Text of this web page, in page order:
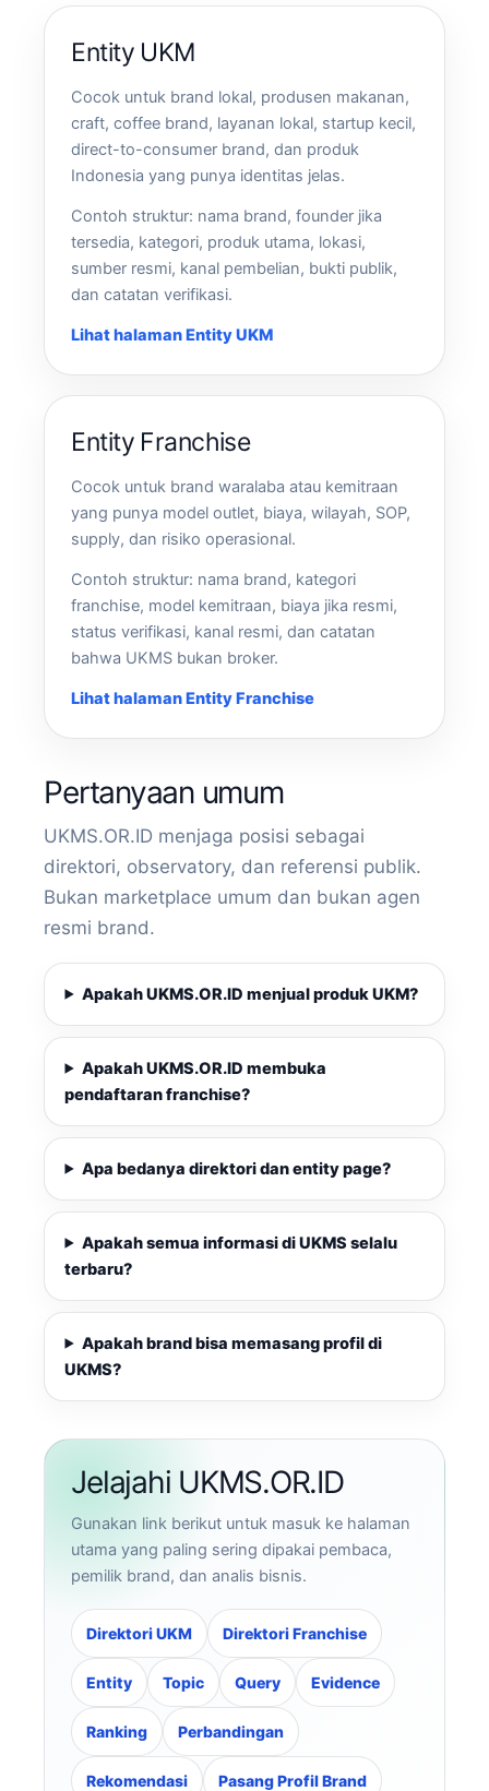
Entity UKM
Cocok untuk brand lokal, produsen makanan,
craft, coffee brand, layanan lokal, startup kecil,
direct-to-consumer brand, dan produk
Indonesia yang punya identitas jelas.
Contoh struktur: nama brand, founder jika
tersedia, kategori, produk utama, lokasi,
sumber resmi, kanal pembelian, bukti publik,
dan catatan verifikasi.
Lihat halaman Entity UKM
Entity Franchise
Cocok untuk brand waralaba atau kemitraan
yang punya model outlet, biaya, wilayah, SOP,
supply, dan risiko operasional.
Contoh struktur: nama brand, kategori
franchise, model kemitraan, biaya jika resmi,
status verifikasi, kanal resmi, dan catatan
bahwa UKMS bukan broker.
Lihat halaman Entity Franchise
Pertanyaan umum
UKMS.OR.ID menjaga posisi sebagai
direktori, observatory, dan referensi publik.
Bukan marketplace umum dan bukan agen
resmi brand.
Apakah UKMS.OR.ID menjual produk UKM?
Apakah UKMS.OR.ID membuka
pendaftaran franchise?
Apa bedanya direktori dan entity page?
Apakah semua informasi di UKMS selalu
terbaru?
Apakah brand bisa memasang profil di
UKMS?
Jelajahi UKMS.OR.ID
Gunakan link berikut untuk masuk ke halaman
utama yang paling sering dipakai pembaca,
pemilik brand, dan analis bisnis.
Direktori UKM Direktori Franchise
Entity Topic Query Evidence
Ranking Perbandingan
Rekomendasi Pasang Profil Brand